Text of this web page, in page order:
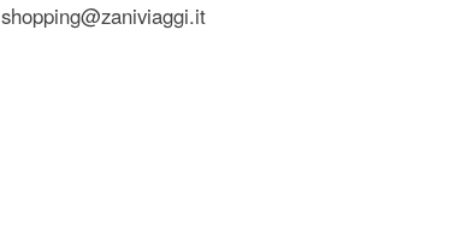
shopping@zaniviaggi.it